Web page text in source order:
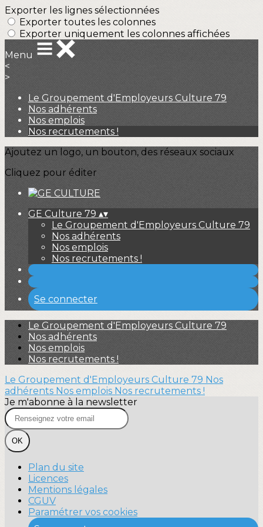
Exporter les lignes sélectionnées
Exporter toutes les colonnes
Exporter uniquement les colonnes affichées
Menu
<
>
Le Groupement d'Employeurs Culture 79
Nos adhérents
Nos emplois
Nos recrutements !
Ajoutez un logo, un bouton, des réseaux sociaux
Cliquez pour éditer
GE Culture 79 ▴▾
Le Groupement d'Employeurs Culture 79
Nos adhérents
Nos emplois
Nos recrutements !
Se connecter
Le Groupement d'Employeurs Culture 79
Nos adhérents
Nos emplois
Nos recrutements !
Le Groupement d'Employeurs Culture 79 Nos
adhérents Nos emplois Nos recrutements !
Je m'abonne à la newsletter
OK
Plan du site
Licences
Mentions légales
CGUV
Paramétrer vos cookies